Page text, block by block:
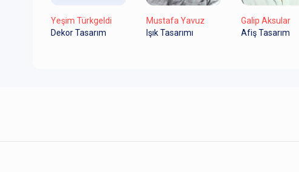
Yeşim Türkgeldi
Dekor Tasarım
Mustafa Yavuz
Işık Tasarımı
Galip Aksular
Afiş Tasarım